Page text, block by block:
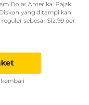
Dolar Amerika. Pajak
yang ditampilkan
sebesar $12.99 per